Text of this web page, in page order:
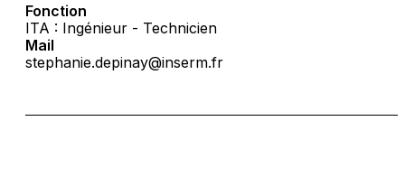
Fonction
ITA : Ingénieur - Technicien
Mail
stephanie.depinay@inserm.fr